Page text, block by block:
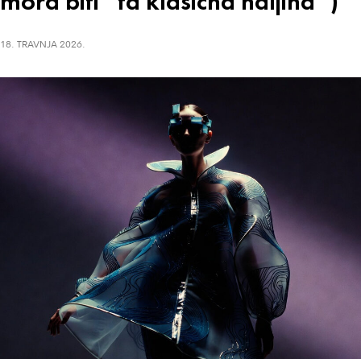
18. TRAVNJA 2026.